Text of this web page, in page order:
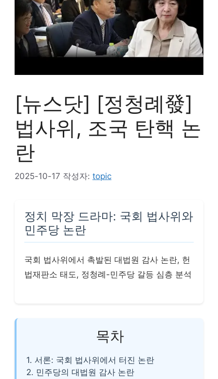
[뉴스닷] [정청례發]
법사위, 조국 탄핵 논
란
2025-10-17 작성자: topic
정치 막장 드라마: 국회 법사위와
민주당 논란
국회 법사위에서 촉발된 대법원 감사 논란, 헌
법재판소 태도, 정청례-민주당 갈등 심층 분석
목차
1. 서론: 국회 법사위에서 터진 논란
2. 민주당의 대법원 감사 논란